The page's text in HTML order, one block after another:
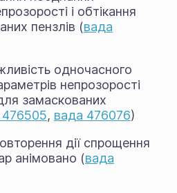
і обтікання
пензлів (вада
одночасного
непрозорості
замаскованих
, вада 476076)
дії спрощення
анімовано (вада